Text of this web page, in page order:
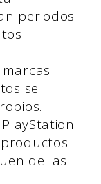
periodos
marcas
se
de las